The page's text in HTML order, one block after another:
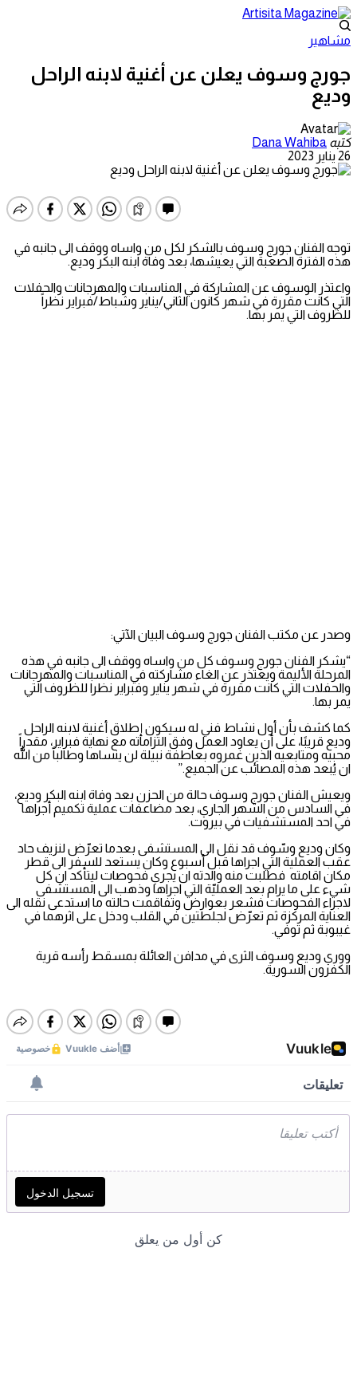
مشاهير
جورج وسوف يعلن عن أغنية لابنه الراحل
وديع
كتبه Dana Wahiba
26 يناير 2023
توجه الفنان جورج وسوف بالشكر لكل من واساه ووقف الى جانبه في
هذه الفترة الصعبة التي يعيشها، بعد وفاة ابنه البكر وديع.
واعتذر الوسوف عن المشاركة في المناسبات والمهرجانات والحفلات
التي كانت مقررة في شهر كانون الثاني/يناير وشباط/فبراير نظراً
للظروف التي يمر بها.
وصدر عن مكتب الفنان جورج وسوف البيان الآتي:
“يشكر الفنان جورج وسوف كل من واساه ووقف الى جانبه في هذه
المرحلة الأليمة ويعتذر عن الغاء مشاركته في المناسبات والمهرجانات
والحفلات التي كانت مقررة في شهر يناير وفبراير نظرا للظروف التي
يمر بها.
كما كشف بأن أول نشاط فني له سيكون إطلاق أغنية لابنه الراحل
وديع قريبًا، على أن يعاود العمل وفق التزاماته مع نهاية فبراير، مقدراً
محبيه ومتابعيه الذين غمروه بعاطفة نبيلة لن ينساها وطالباً من الله
ان يُبعد هذه المصائب عن الجميع.”
ويعيش الفنان جورج وسوف حالة من الحزن بعد وفاة ابنه البكر وديع،
في السادس من الشهر الجاري، بعد مضاعفات عملية تكميم أجراها
في احد المستشفيات في بيروت.
وكان وديع وسّوف قد نقل الى المستشفى بعدما تعرّض لنزيف حاد
عقب العملية التي اجراها قبل أسبوع وكان يستعد للسفر الى قطر
مكان اقامته فطلبت منه والدته ان يجري فحوصات ليتأكد ان كل
شيء على ما يرام بعد العمليّة التي اجراها وذهب الى المستشفى
لاجراء الفحوصات فشعر بعوارض وتفاقمت حالته ما استدعى نقله الى
العناية المركزة ثم تعرّض لجلطتين في القلب ودخل على اثرهما في
غيبوبة ثم توفي.
ووري وديع وسوف الثرى في مدافن العائلة بمسقط رأسه قرية
الكفرون السورية.